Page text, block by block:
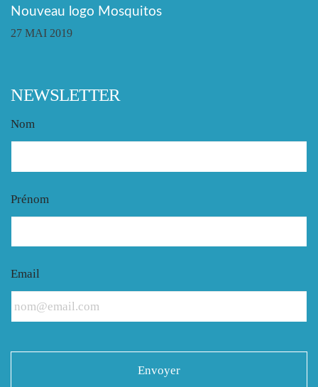
Nouveau logo Mosquitos
27 MAI 2019
NEWSLETTER
Nom
Prénom
Email